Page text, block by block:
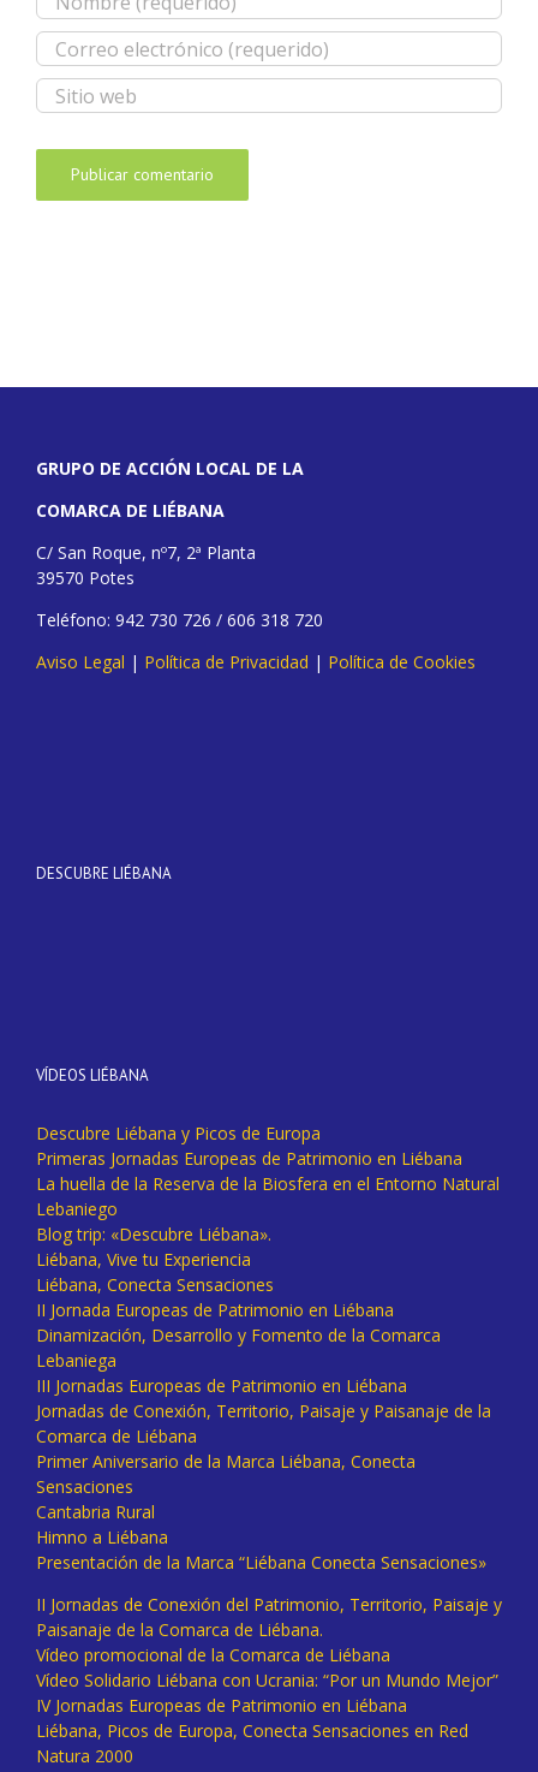
GRUPO DE ACCIÓN LOCAL DE LA
COMARCA DE LIÉBANA
C/ San Roque, nº7, 2ª Planta
39570 Potes
Teléfono: 942 730 726 / 606 318 720
Aviso Legal | Política de Privacidad | Política de Cookies
DESCUBRE LIÉBANA
VÍDEOS LIÉBANA
Descubre Liébana y Picos de Europa
Primeras Jornadas Europeas de Patrimonio en Liébana
La huella de la Reserva de la Biosfera en el Entorno Natural
Lebaniego
Blog trip: «Descubre Liébana».
Liébana, Vive tu Experiencia
Liébana, Conecta Sensaciones
II Jornada Europeas de Patrimonio en Liébana
Dinamización, Desarrollo y Fomento de la Comarca
Lebaniega
III Jornadas Europeas de Patrimonio en Liébana
Jornadas de Conexión, Territorio, Paisaje y Paisanaje de la
Comarca de Liébana
Primer Aniversario de la Marca Liébana, Conecta
Sensaciones
Cantabria Rural
Himno a Liébana
Presentación de la Marca “Liébana Conecta Sensaciones»
II Jornadas de Conexión del Patrimonio, Territorio, Paisaje y
Paisanaje de la Comarca de Liébana.
Vídeo promocional de la Comarca de Liébana
Vídeo Solidario Liébana con Ucrania: “Por un Mundo Mejor”
IV Jornadas Europeas de Patrimonio en Liébana
Liébana, Picos de Europa, Conecta Sensaciones en Red
Natura 2000